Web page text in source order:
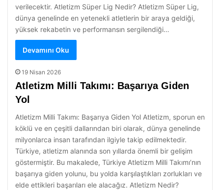
verilecektir. Atletizm Süper Lig Nedir? Atletizm Süper Lig,
dünya genelinde en yetenekli atletlerin bir araya geldiği,
yüksek rekabetin ve performansın sergilendiği…
Devamını Oku
19 Nisan 2026
Atletizm Milli Takımı: Başarıya Giden
Yol
Atletizm Milli Takımı: Başarıya Giden Yol Atletizm, sporun en
köklü ve en çeşitli dallarından biri olarak, dünya genelinde
milyonlarca insan tarafından ilgiyle takip edilmektedir.
Türkiye, atletizm alanında son yıllarda önemli bir gelişim
göstermiştir. Bu makalede, Türkiye Atletizm Milli Takımı’nın
başarıya giden yolunu, bu yolda karşılaştıkları zorlukları ve
elde ettikleri başarıları ele alacağız. Atletizm Nedir?